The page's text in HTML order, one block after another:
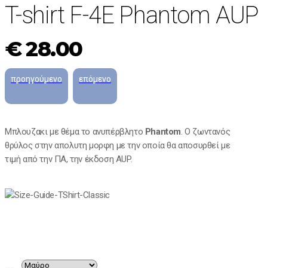
T-shirt F-4E Phantom AUP
€28.00
Mπλουζακι με θέμα το ανυπέρβλητο Phantom. O ζωντανός
θρύλος στην απολυτη μορφη με την οποία θα αποσυρθεί με
τιμή από την ΠΑ, την έκδοση ΑUP.